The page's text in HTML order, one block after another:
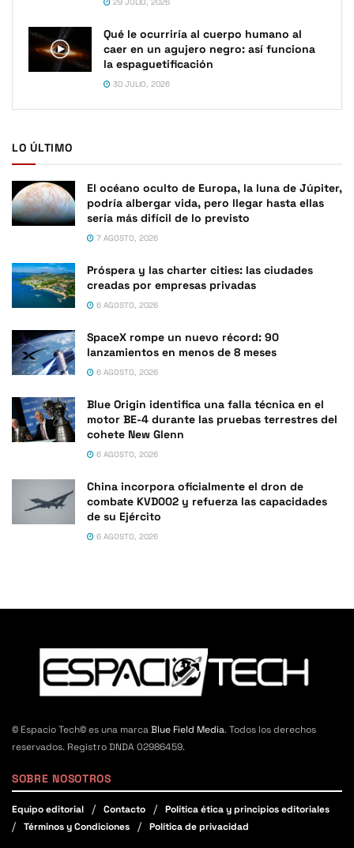
Qué le ocurriría al cuerpo humano al
caer en un agujero negro: así funciona
la espaguetificación
30 JULIO, 2026
LO ÚLTIMO
El océano oculto de Europa, la luna de Júpiter,
podría albergar vida, pero llegar hasta ellas
sería más difícil de lo previsto
7 AGOSTO, 2026
Próspera y las charter cities: las ciudades
creadas por empresas privadas
6 AGOSTO, 2026
SpaceX rompe un nuevo récord: 90
lanzamientos en menos de 8 meses
6 AGOSTO, 2026
Blue Origin identifica una falla técnica en el
motor BE-4 durante las pruebas terrestres del
cohete New Glenn
6 AGOSTO, 2026
China incorpora oficialmente el dron de
combate KVD002 y refuerza las capacidades
de su Ejército
6 AGOSTO, 2026
© Espacio Tech© es una marcaBlue Field Media. Todos los derechos
reservados. Registro DNDA 02986459.
SOBRE NOSOTROS
Equipo editorial Contacto
Política ética y principios editoriales
Términos y Condiciones
Política de privacidad